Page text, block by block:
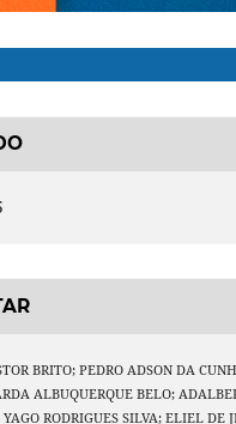
BRITO; PEDRO ADSON DA
ALBUQUERQUE BELO;
RODRIGUES SILVA; ELIEL DE